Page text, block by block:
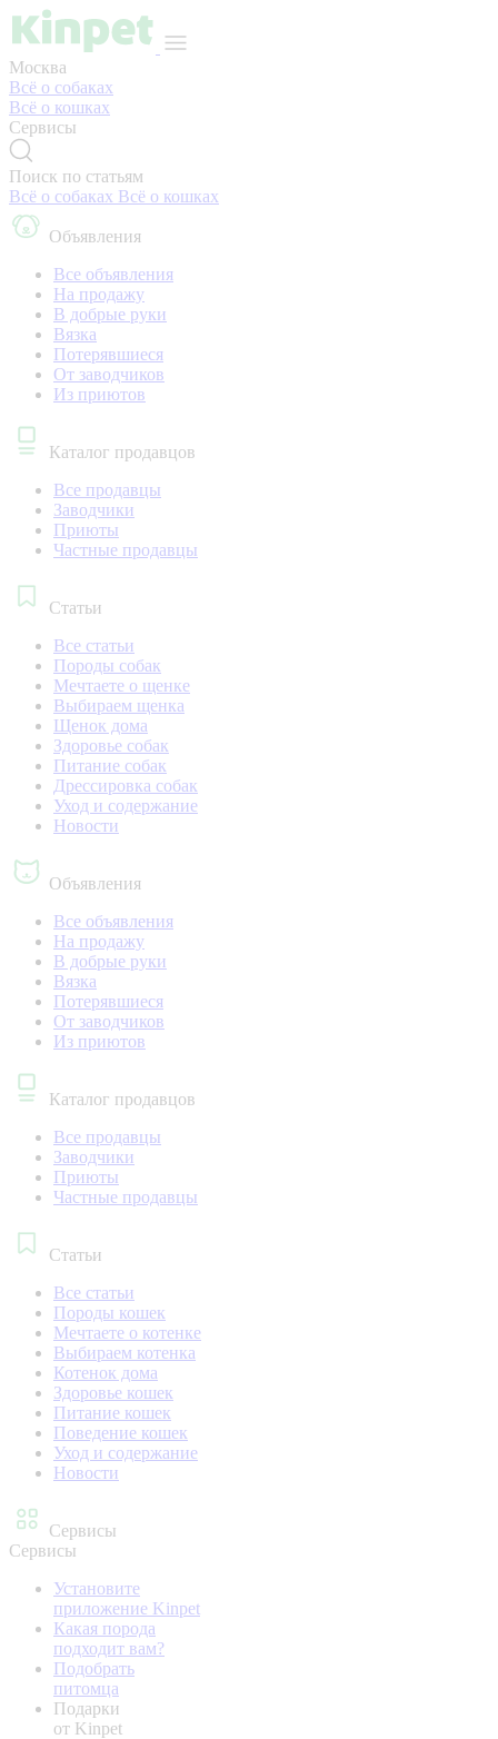
Москва
Всё о собаках
Всё о кошках
Сервисы
Поиск по статьям
Всё о собаках Всё о кошках
Объявления
Все объявления
На продажу
В добрые руки
Вязка
Потерявшиеся
От заводчиков
Из приютов
Каталог продавцов
Все продавцы
Заводчики
Приюты
Частные продавцы
Статьи
Все статьи
Породы собак
Мечтаете о щенке
Выбираем щенка
Щенок дома
Здоровье собак
Питание собак
Дрессировка собак
Уход и содержание
Новости
Объявления
Все объявления
На продажу
В добрые руки
Вязка
Потерявшиеся
От заводчиков
Из приютов
Каталог продавцов
Все продавцы
Заводчики
Приюты
Частные продавцы
Статьи
Все статьи
Породы кошек
Мечтаете о котенке
Выбираем котенка
Котенок дома
Здоровье кошек
Питание кошек
Поведение кошек
Уход и содержание
Новости
Сервисы
Сервисы
Установите
приложение Kinpet
Какая порода
подходит вам?
Подобрать
питомца
Подарки
от Kinpet